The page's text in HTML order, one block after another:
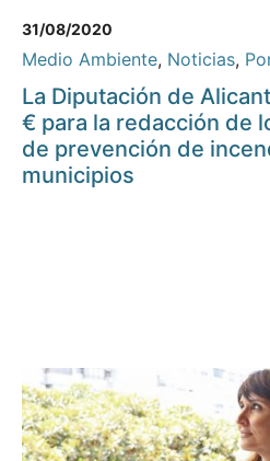
31/08/2020
Medio Ambiente, Noticias,
La Diputación de
€ para la redacción de
de prevención de
municipios